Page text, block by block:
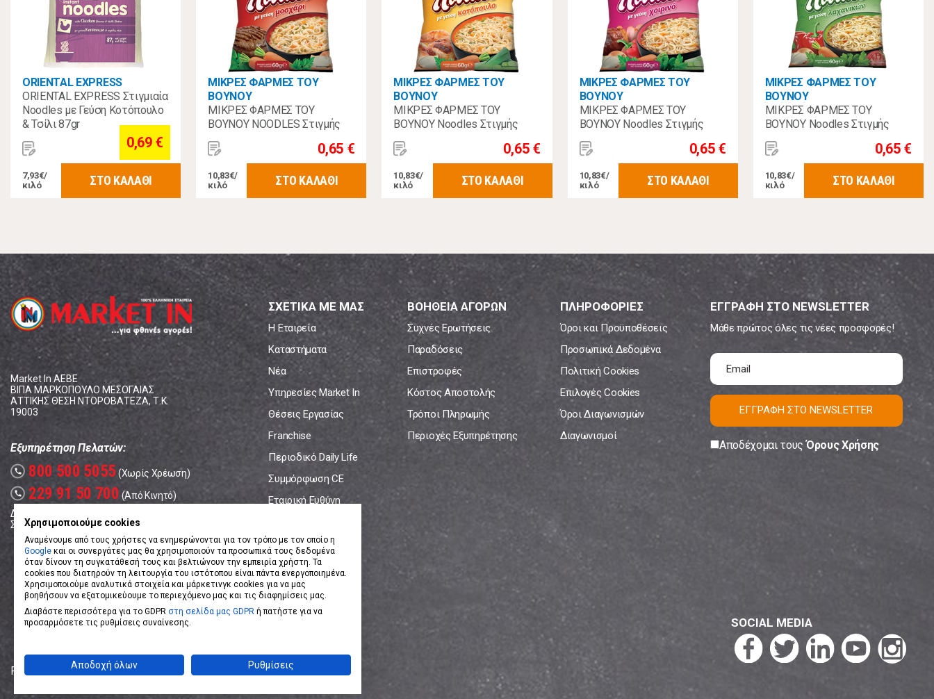
ORIENTAL EXPRESS
ORIENTAL EXPRESS Στιγμιαία
Noodles με Γεύση Κοτόπουλο
& Τσίλι 87gr
0,69 €
7,93€/
κιλό
ΣΤΟ ΚΑΛΑΘΙ
ΜΙΚΡΕΣ ΦΑΡΜΕΣ ΤΟΥ
ΒΟΥΝΟΥ
ΜΙΚΡΕΣ ΦΑΡΜΕΣ ΤΟΥ
ΒΟΥΝΟΥ NOODLES Στιγμής
Βοδινό 60γρ
0,65 €
10,83€/
κιλό
ΣΤΟ ΚΑΛΑΘΙ
ΜΙΚΡΕΣ ΦΑΡΜΕΣ ΤΟΥ
ΒΟΥΝΟΥ
ΜΙΚΡΕΣ ΦΑΡΜΕΣ ΤΟΥ
ΒΟΥΝΟΥ Noodles Στιγμής
Κοτόπουλο 60γρ
0,65 €
10,83€/
κιλό
ΣΤΟ ΚΑΛΑΘΙ
ΜΙΚΡΕΣ ΦΑΡΜΕΣ ΤΟΥ
ΒΟΥΝΟΥ
ΜΙΚΡΕΣ ΦΑΡΜΕΣ ΤΟΥ
ΒΟΥΝΟΥ Noodles Στιγμής
Χοιρινό 60γρ
0,65 €
10,83€/
κιλό
ΣΤΟ ΚΑΛΑΘΙ
ΜΙΚΡΕΣ ΦΑΡΜΕΣ ΤΟΥ
ΒΟΥΝΟΥ
ΜΙΚΡΕΣ ΦΑΡΜΕΣ ΤΟΥ
ΒΟΥΝΟΥ Noodles Στιγμής
Λαχανικά 60γρ
0,65 €
10,83€/
κιλό
ΣΤΟ ΚΑΛΑΘΙ
Market In ΑΕΒΕ
ΒΙΠΑ ΜΑΡΚΟΠΟΥΛΟ ΜΕΣΟΓΑΙΑΣ
ΑΤΤΙΚΗΣ ΘΕΣΗ ΝΤΟΡΟΒΑΤΕΖΑ, Τ.Κ.
19003
Εξυπηρέτηση Πελατών:
call 800 500 5055 (Χωρίς Χρέωση)
call 229 91 50 700 (Από Κινητό)
Δευτέρα - Παρασκευή: 08:00 - 17:00
Σάββατο: 08:00 – 14:00
ΣΧΕΤΙΚΑ ΜΕ ΜΑΣ
Η Εταιρεία
Καταστήματα
Νέα
Υπηρεσίες Market In
Θέσεις Εργασίας
Franchise
Περιοδικό Daily Life
Συμμόρφωση CE
Εταιρική Ευθύνη
ΒΟΗΘΕΙΑ ΑΓΟΡΩΝ
Συχνές Ερωτήσεις
Παραδόσεις
Επιστροφές
Κόστος Αποστολής
Τρόποι Πληρωμής
Περιοχές Εξυπηρέτησης
ΠΛΗΡΟΦΟΡΙΕΣ
Όροι και Προϋποθέσεις
Προσωπικά Δεδομένα
Πολιτική Cookies
Επιλογές Cookies
Όροι Διαγωνισμών
Διαγωνισμοί
ΕΓΓΡΑΦΗ ΣΤΟ NEWSLETTER
Μάθε πρώτος όλες τις νέες προσφορές!
ΕΓΓΡΑΦΗ ΣΤΟ NEWSLETTER
Αποδέχομαι τουςΌρους Χρήσης
SOCIAL MEDIA
Powered by eShopKeyDesigned by Koolmetrix
Χρησιμοποιούμε cookies
Αναμένουμε από τους χρήστες να ενημερώνονται για τον τρόπο με τον οποίο η
Google και οι συνεργάτες μας θα χρησιμοποιούν τα προσωπικά τους δεδομένα
όταν δίνουν τη συγκατάθεσή τους και βελτιώνουν την εμπειρία χρήστη. Τα
cookies που διατηρούν τη λειτουργία του ιστότοπου είναι πάντα ενεργοποιημένα.
Χρησιμοποιούμε αναλυτικά στοιχεία και μάρκετινγκ cookies για να μας
βοηθήσουν να εξατομικεύουμε το περιεχόμενο μας και τις διαφημίσεις μας.
Διαβάστε περισσότερα για το GDPR στη σελίδα μας GDPR ή πατήστε για να
προσαρμόσετε τις ρυθμίσεις συναίνεσης.
Αποδοχή όλων Ρυθμίσεις